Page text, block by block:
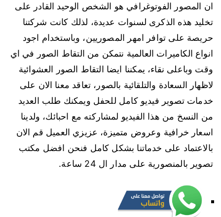
ان المصور الفوتوغرافي هو الشخص الوحيد القادر على
تخليد هذه الذكرى لسنوات عديدة، لذلك كانت شركتنا
حريصة على توافر امهر المصوريين، وباستخدام اجود
انواع الكاميرات العالمية نتمكن من التقاط الصور في اي
وقت وباعلى نقاء، يمكننا ايضا التقاط الصور العشوائية
لاظهار السعادة والتلقائية بالصور، تعاقد معنا الان على
خدمات تصوير فيديو كامل للحفل ويمكنك طلب العديد
من النسخ من هذا الفيديو لمشاركته مع احبائك، ولدينا
اسعار خرافية وعروض متميزة، عزيزي العميل قم الان
بالاعتماد على خدماتنا بشكل كامل فنحن افضل مكتب
تصوير بالمنصورية على مدار ال 24 ساعة.